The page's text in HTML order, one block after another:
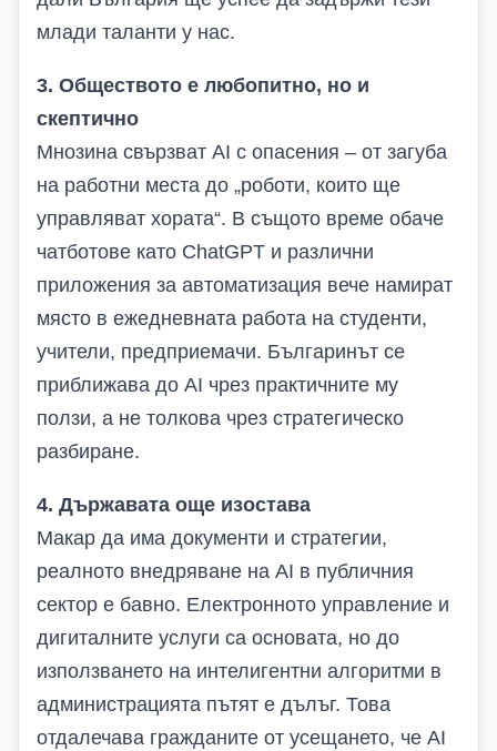
млади таланти у нас.
3. Обществото е любопитно, но и
скептично
Мнозина свързват AI с опасения – от загуба
на работни места до „роботи, които ще
управляват хората“. В същото време обаче
чатботове като ChatGPT и различни
приложения за автоматизация вече намират
място в ежедневната работа на студенти,
учители, предприемачи. Българинът се
приближава до AI чрез практичните му
ползи, а не толкова чрез стратегическо
разбиране.
4. Държавата още изостава
Макар да има документи и стратегии,
реалното внедряване на AI в публичния
сектор е бавно. Електронното управление и
дигиталните услуги са основата, но до
използването на интелигентни алгоритми в
администрацията пътят е дълъг. Това
отдалечава гражданите от усещането, че AI